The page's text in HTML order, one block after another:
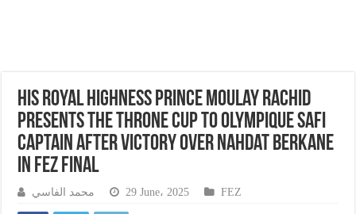
His Royal Highness Prince Moulay Rachid
Presents the Throne Cup to Olympique Safi
Captain After Victory Over Nahdat Berkane
in Fez Final
محمد الفاسي 29 June، 2025 FEZ